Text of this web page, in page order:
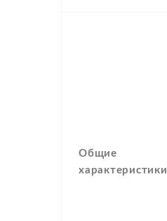
Общие
характеристики